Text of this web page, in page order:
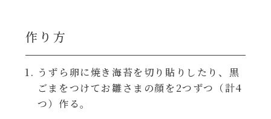
お子さま
ハコネーゼ ポルチーニ
ハコネーゼ カルボナーラ
ハコネーゼ イカスミ
作り方
うずら卵に焼き海苔を切り貼りしたり、黒
ごまをつけてお雛さまの顔を2つずつ（計4
つ）作る。